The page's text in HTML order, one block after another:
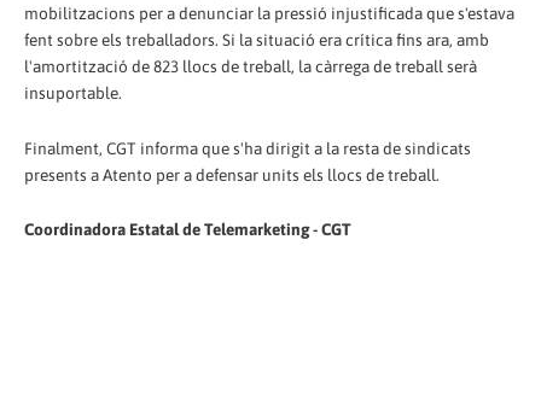
mobilitzacions per a denunciar la pressió injustificada que s'estava
fent sobre els treballadors. Si la situació era crítica fins ara, amb
l'amortització de 823 llocs de treball, la càrrega de treball serà
insuportable.
Finalment, CGT informa que s'ha dirigit a la resta de sindicats
presents a Atento per a defensar units els llocs de treball.
Coordinadora Estatal de Telemarketing - CGT